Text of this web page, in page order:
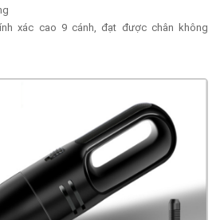
xác cao 9 cánh, đạt được chân không